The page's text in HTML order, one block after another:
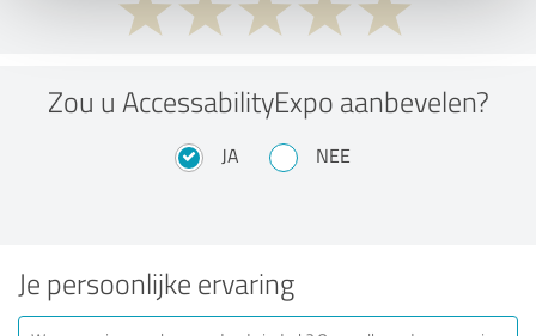
Zou u AccessabilityExpo aanbevelen?
JA NEE
Je persoonlijke ervaring